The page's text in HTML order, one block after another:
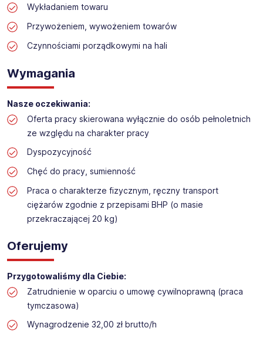
przedsiębiorstw w Polsce. Agencja jest wpisana pod nr
stanowisko:
Lokalizacja: Gorzów Wielkopolski
Wykładaniem towaru
Przywożeniem, wywożeniem towarów
Czynnościami porządkowymi na hali
Wymagania
Nasze oczekiwania:
Oferta pracy skierowana wyłącznie do osób pełnoletnich
ze względu na charakter pracy
Dyspozycyjność
Chęć do pracy, sumienność
Praca o charakterze fizycznym, ręczny transport
ciężarów zgodnie z przepisami BHP (o masie
przekraczającej 20 kg)
Oferujemy
Przygotowaliśmy dla Ciebie:
Zatrudnienie w oparciu o umowę cywilnoprawną (praca
tymczasowa)
Wynagrodzenie 32,00 zł brutto/h